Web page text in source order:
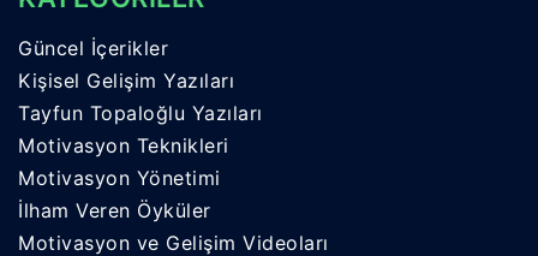
Güncel İçerikler
Kişisel Gelişim Yazıları
Tayfun Topaloğlu Yazıları
Motivasyon Teknikleri
Motivasyon Yönetimi
İlham Veren Öyküler
Motivasyon ve Gelişim Videoları